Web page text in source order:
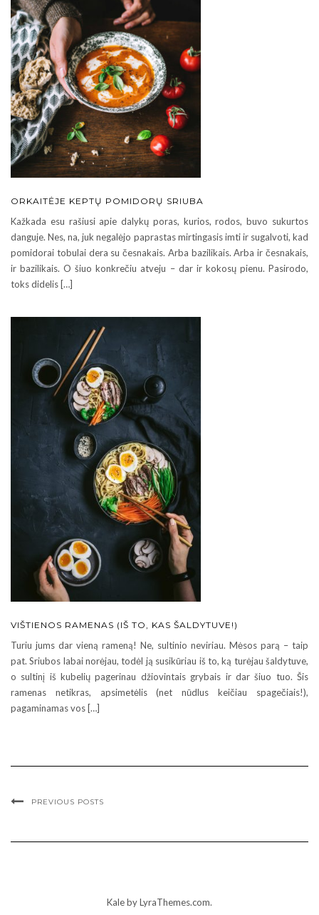
ORKAITĖJE KEPTŲ POMIDORŲ SRIUBA
Kažkada esu rašiusi apie dalykų poras, kurios, rodos, buvo sukurtos
danguje. Nes, na, juk negalėjo paprastas mirtingasis imti ir sugalvoti, kad
pomidorai tobulai dera su česnakais. Arba bazilikais. Arba ir česnakais,
ir bazilikais. O šiuo konkrečiu atveju – dar ir kokosų pienu. Pasirodo,
toks didelis […]
VIŠTIENOS RAMENAS (IŠ TO, KAS ŠALDYTUVE!)
Turiu jums dar vieną rameną! Ne, sultinio neviriau. Mėsos parą – taip
pat. Sriubos labai norėjau, todėl ją susikūriau iš to, ką turėjau šaldytuve,
o sultinį iš kubelių pagerinau džiovintais grybais ir dar šiuo tuo. Šis
ramenas netikras, apsimetėlis (net nūdlus keičiau spagečiais!),
pagaminamas vos […]
PREVIOUS POSTS
Kaleby LyraThemes.com.